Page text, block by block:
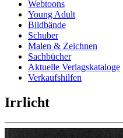
Webtoons
Young Adult
Bildbände
Schuber
Malen & Zeichnen
Sachbücher
Aktuelle Verlagskataloge
Verkaufshilfen
Irrlicht